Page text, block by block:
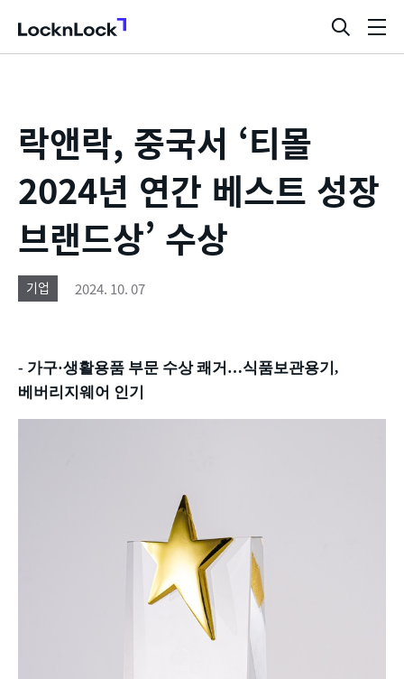
LocknLock
검
색
락앤락, 중국서 ‘티몰
2024년 연간 베스트 성장
브랜드상’ 수상
기업 2024. 10. 07
- 가구·생활용품 부문 수상 쾌거 …식품보관용기 ,
베버리지웨어 인기